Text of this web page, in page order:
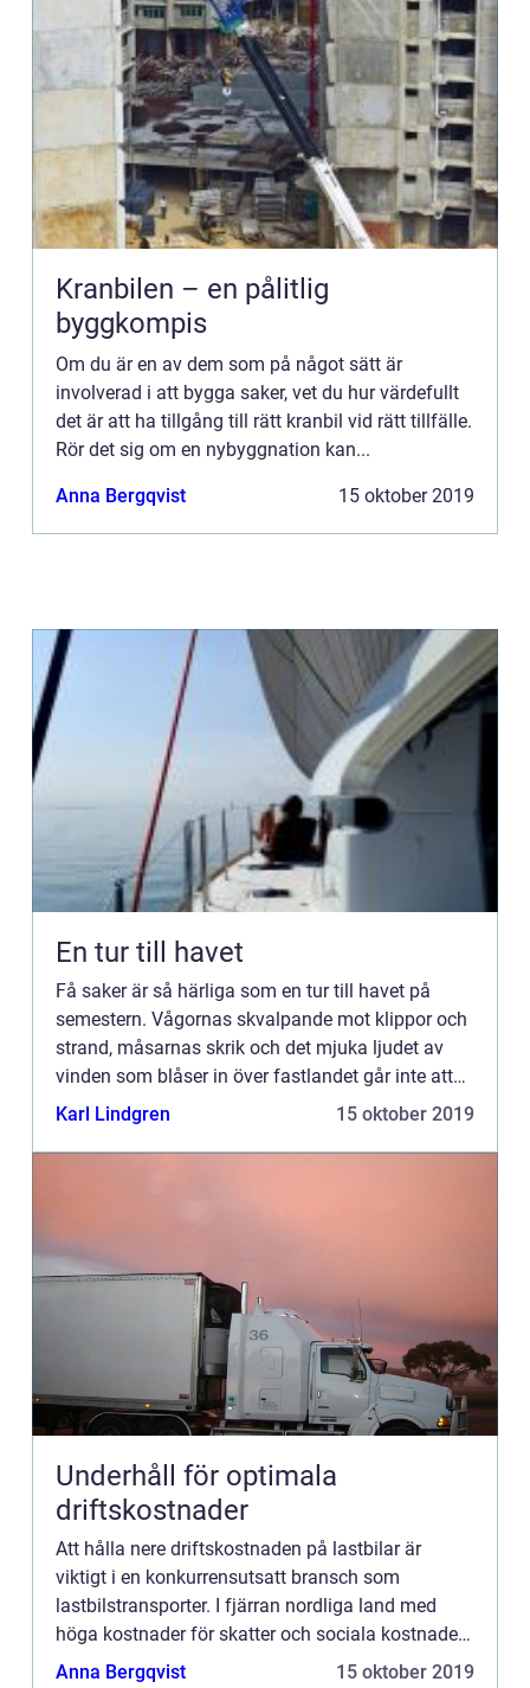
Kranbilen – en pålitlig
byggkompis
Om du är en av dem som på något sätt är
involverad i att bygga saker, vet du hur värdefullt
det är att ha tillgång till rätt kranbil vid rätt tillfälle.
Rör det sig om en nybyggnation kan...
Anna Bergqvist 15 oktober 2019
En tur till havet
Få saker är så härliga som en tur till havet på
semestern. Vågornas skvalpande mot klippor och
strand, måsarnas skrik och det mjuka ljudet av
vinden som blåser in över fastlandet går inte att
j...
Karl Lindgren 15 oktober 2019
Underhåll för optimala
driftskostnader
Att hålla nere driftskostnaden på lastbilar är
viktigt i en konkurrensutsatt bransch som
lastbilstransporter. I fjärran nordliga land med
höga kostnader för skatter och sociala kostnader
har man redan svårt att h...
Anna Bergqvist 15 oktober 2019